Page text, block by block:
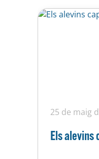
25 de maig
Els alevins